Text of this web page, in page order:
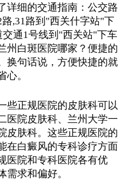
详细的交通指南：公交路
,31路到"西关什字站"下
通1号线到"西关站"下车
州白斑医院哪家？便捷的
换句话说，方便快捷的就
心。
些正规医院的皮肤科可以
医院皮肤科、兰州大学一
皮肤科。这些正规医院的
在白癜风的专科诊疗方面
医院和专科医院各有优
需求和偏好。